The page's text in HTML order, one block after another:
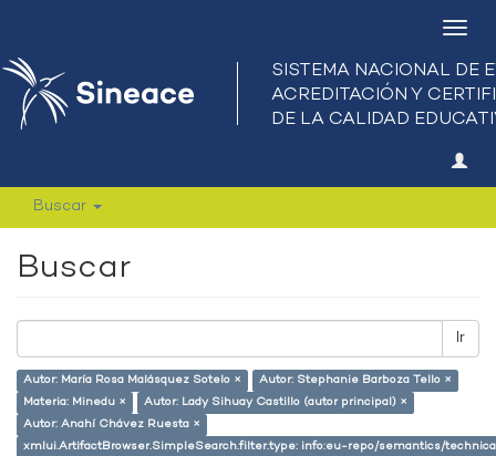
Buscar
Buscar
Ir
Autor: María Rosa Malásquez Sotelo ×
Autor: Stephanie Barboza Tello ×
Materia: Minedu ×
Autor: Lady Sihuay Castillo (autor principal) ×
Autor: Anahí Chávez Ruesta ×
xmlui.ArtifactBrowser.SimpleSearch.filter.type: info:eu-repo/semantics/